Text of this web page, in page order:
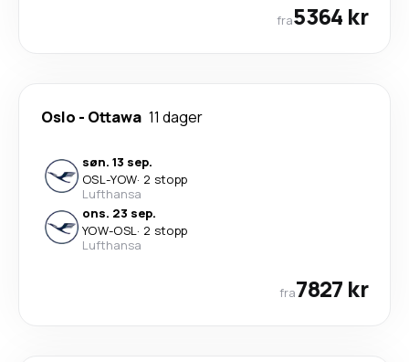
fra5364 kr
Oslo - Ottawa 11 dager
søn. 13 sep.
OSL-YOW· 2 stopp
Lufthansa
ons. 23 sep.
YOW-OSL· 2 stopp
Lufthansa
fra7827 kr